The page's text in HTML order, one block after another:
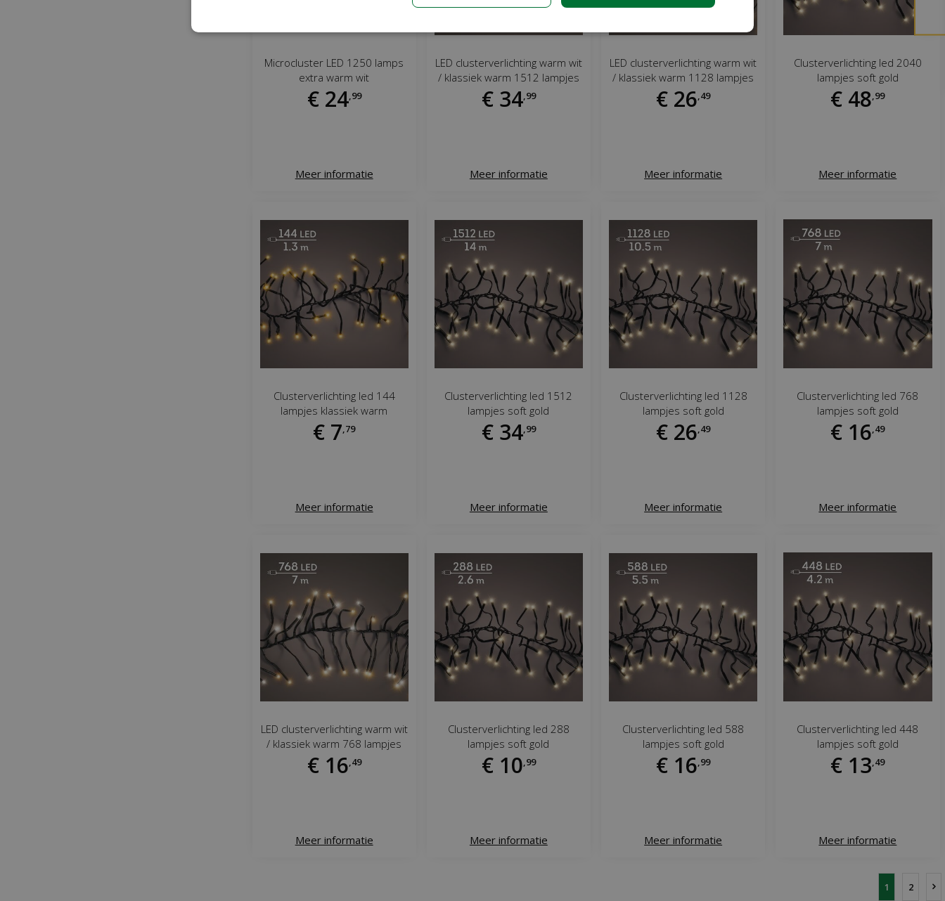
Microcluster LED 1250 lamps
extra warm wit
€ 24 99
Meer informatie
LED clusterverlichting warm wit
/ klassiek warm 1512 lampjes
€ 34 99
Meer informatie
LED clusterverlichting warm wit
/ klassiek warm 1128 lampjes
€ 26 49
Meer informatie
Clusterverlichting led 2040
lampjes soft gold
€ 48 99
Meer informatie
Clusterverlichting led 144
lampjes klassiek warm
€ 7 79
Meer informatie
Clusterverlichting led 1512
lampjes soft gold
€ 34 99
Meer informatie
Clusterverlichting led 1128
lampjes soft gold
€ 26 49
Meer informatie
Clusterverlichting led 768
lampjes soft gold
€ 16 49
Meer informatie
LED clusterverlichting warm wit
/ klassiek warm 768 lampjes
€ 16 49
Meer informatie
Clusterverlichting led 288
lampjes soft gold
€ 10 99
Meer informatie
Clusterverlichting led 588
lampjes soft gold
€ 16 99
Meer informatie
Clusterverlichting led 448
lampjes soft gold
€ 13 49
Meer informatie
1 2